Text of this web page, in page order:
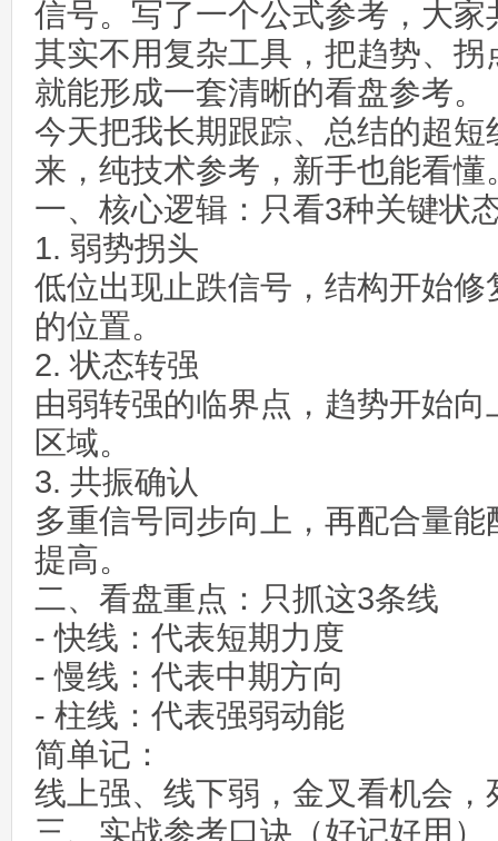
信号。写了一个公式参考，大家
其实不用复杂工具，把趋势、
就能形成一套清晰的看盘参考。
今天把我长期跟踪、总结的超
来，纯技术参考，新手也能看懂
一、核心逻辑：只看3种关键状
1. 弱势拐头
低位出现止跌信号，结构开始
的位置。
2. 状态转强
由弱转强的临界点，趋势开始
区域。
3. 共振确认
多重信号同步向上，再配合量
提高。
二、看盘重点：只抓这3条线
- 快线：代表短期力度
- 慢线：代表中期方向
- 柱线：代表强弱动能
简单记：
线上强、线下弱，金叉看机会，
三、实战参考口诀（好记好用）